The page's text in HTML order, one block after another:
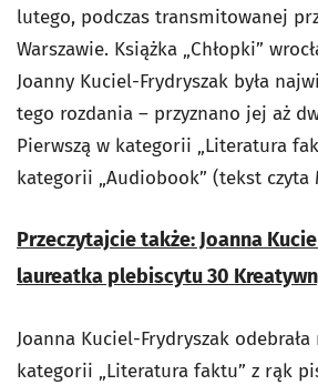
lutego, podczas transmitowanej
Warszawie. Książka „Chłopki”
Joanny Kuciel-Frydryszak była
tego rozdania – przyznano jej aż
Pierwszą w kategorii „Literatura
kategorii „Audiobook” (tekst czyta
Przeczytajcie także: Joanna
laureatka plebiscytu 30
Joanna Kuciel-Frydryszak
kategorii „Literatura faktu” z rąk